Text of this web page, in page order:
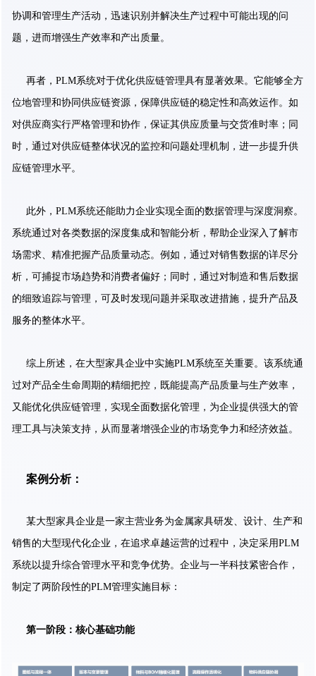
协调和管理生产活动，迅速识别并解决生产过程中可能出现的问
题，进而增强生产效率和产出质量。
再者，PLM系统对于优化供应链管理具有显著效果。它能够全方
位地管理和协同供应链资源，保障供应链的稳定性和高效运作。如
对供应商实行严格管理和协作，保证其供应质量与交货准时率；同
时，通过对供应链整体状况的监控和问题处理机制，进一步提升供
应链管理水平。
此外，PLM系统还能助力企业实现全面的数据管理与深度洞察。
系统通过对各类数据的深度集成和智能分析，帮助企业深入了解市
场需求、精准把握产品质量动态。例如，通过对销售数据的详尽分
析，可捕捉市场趋势和消费者偏好；同时，通过对制造和售后数据
的细致追踪与管理，可及时发现问题并采取改进措施，提升产品及
服务的整体水平。
综上所述，在大型家具企业中实施PLM系统至关重要。该系统通
过对产品全生命周期的精细把控，既能提高产品质量与生产效率，
又能优化供应链管理，实现全面数据化管理，为企业提供强大的管
理工具与决策支持，从而显著增强企业的市场竞争力和经济效益。
案例分析：
某大型家具企业是一家主营业务为金属家具研发、设计、生产和
销售的大型现代化企业，在追求卓越运营的过程中，决定采用PLM
系统以提升综合管理水平和竞争优势。企业与一半科技紧密合作，
制定了两阶段性的PLM管理实施目标：
第一阶段：核心基础功能